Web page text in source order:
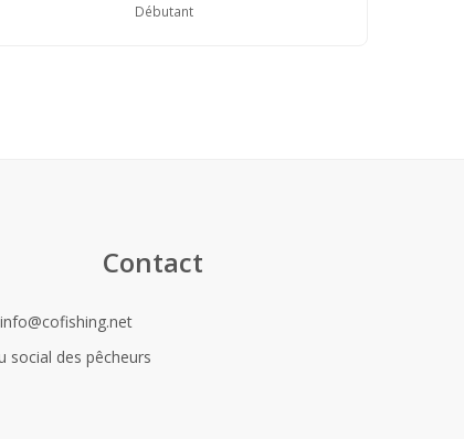
Débutant
Contact
info@cofishing.net
social des pêcheurs